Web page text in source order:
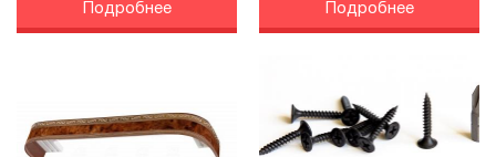
Подробнее Подробнее